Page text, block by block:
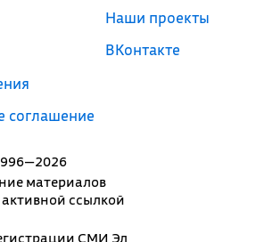
материалов
ссылкой
СМИ Эл
соглашение
Наши проекты
ВКонтакте